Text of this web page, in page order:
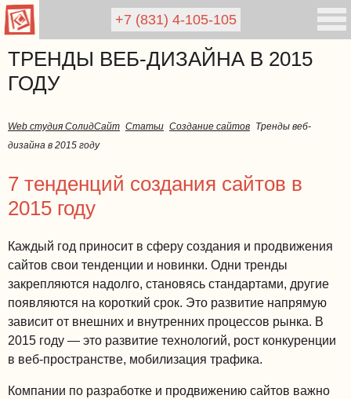
ТРЕНДЫ ВЕБ-ДИЗАЙНА В 2015
ГОДУ
+7 (831) 4-105-105
Web студия СолидСайт Статьи Создание сайтов Тренды веб-
дизайна в 2015 году
7 тенденций создания сайтов в
2015 году
Каждый год приносит в сферу создания и продвижения
сайтов свои тенденции и новинки. Одни тренды
закрепляются надолго, становясь стандартами, другие
появляются на короткий срок. Это развитие напрямую
зависит от внешних и внутренних процессов рынка. В
2015 году — это развитие технологий, рост конкуренции
в веб-пространстве, мобилизация трафика.
Компании по разработке и продвижению сайтов важно